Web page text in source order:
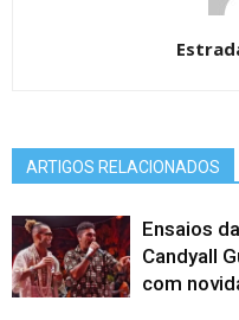
ARTIGOS RELACIONADOS
Ensaios
Candyall
com